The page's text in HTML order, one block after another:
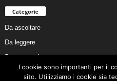
Categorie
Da ascoltare
Da leggere
Da non perdere
Da conoscere
I cookie sono importanti per il
sito. Utilizziamo i cookie sia